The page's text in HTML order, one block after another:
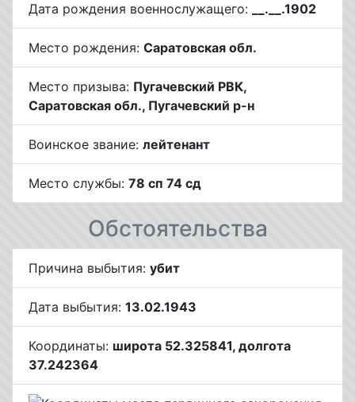
Дата рождения военнослужащего: __.__.1902
Место рождения: Саратовская обл.
Место призыва: Пугачевский РВК,
Саратовская обл., Пугачевский р-н
Воинское звание: лейтенант
Место службы: 78 сп 74 сд
Обстоятельства
Причина выбытия: убит
Дата выбытия: 13.02.1943
Координаты: широта 52.325841, долгота
37.242364